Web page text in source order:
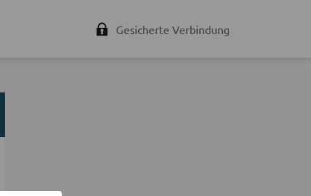
Gesicherte Verbindung